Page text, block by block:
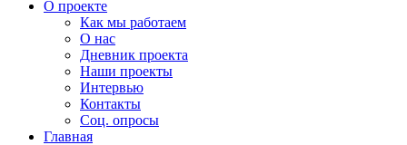
О проекте
Как мы работаем
О нас
Дневник проекта
Наши проекты
Интервью
Контакты
Соц. опросы
Главная